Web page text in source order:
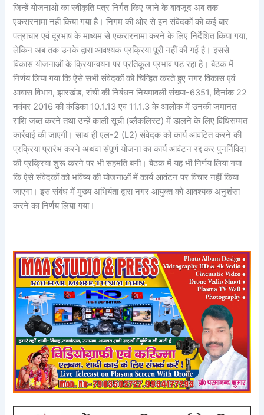
जिन्हें योजनाओं का स्वीकृति पत्र निर्गत किए जाने के बावजूद अब तक
एकरारनामा नहीं किया गया है। निगम की ओर से इन संवेदकों को कई बार
पत्राचार एवं दूरभाष के माध्यम से एकरारनामा करने के लिए निर्देशित किया गया,
लेकिन अब तक उनके द्वारा आवश्यक प्रक्रिया पूरी नहीं की गई है। इससे
विकास योजनाओं के क्रियान्वयन पर प्रतिकूल प्रभाव पड़ रहा है। बैठक में
निर्णय लिया गया कि ऐसे सभी संवेदकों को चिन्हित करते हुए नगर विकास एवं
आवास विभाग, झारखंड, रांची की निबंधन नियमावली संख्या-6351, दिनांक 22
नवंबर 2016 की कंडिका 10.1.13 एवं 11.1.3 के आलोक में उनकी जमानत
राशि जब्त करने तथा उन्हें काली सूची (ब्लैकलिस्ट) में डालने के लिए विधिसम्मत
कार्रवाई की जाएगी। साथ ही एल-2 (L2) संवेदक को कार्य आवंटित करने की
प्रक्रिया प्रारंभ करने अथवा संपूर्ण योजना का कार्य आवंटन रद्द कर पुनर्निविदा
की प्रक्रिया शुरू करने पर भी सहमति बनी। बैठक में यह भी निर्णय लिया गया
कि ऐसे संवेदकों को भविष्य की योजनाओं में कार्य आवंटन पर विचार नहीं किया
जाएगा। इस संबंध में मुख्य अभियंता द्वारा नगर आयुक्त को आवश्यक अनुशंसा
करने का निर्णय लिया गया।